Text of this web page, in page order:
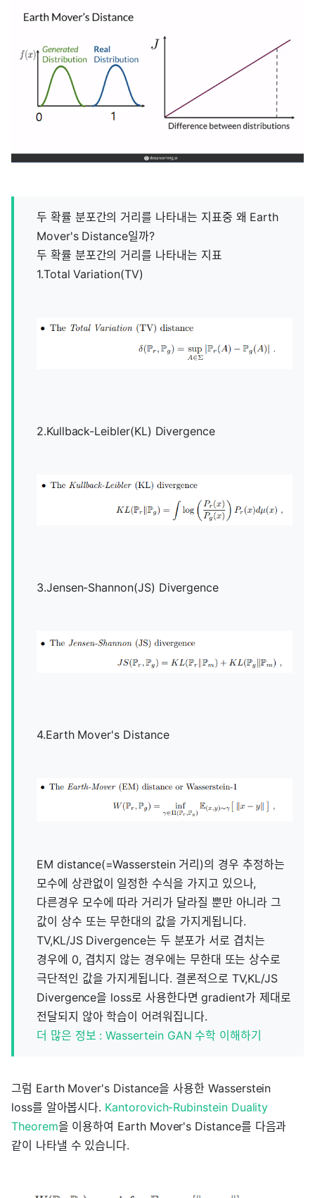
두 확률 분포간의 거리를 나타내는 지표중 왜 Earth
Mover's Distance일까?
두 확률 분포간의 거리를 나타내는 지표
1.Total Variation(TV)
2.Kullback-Leibler(KL) Divergence
3.Jensen-Shannon(JS) Divergence
4.Earth Mover's Distance
EM distance(=Wasserstein 거리)의 경우 추정하는
모수에 상관없이 일정한 수식을 가지고 있으나,
다른경우 모수에 따라 거리가 달라질 뿐만 아니라 그
값이 상수 또는 무한대의 값을 가지게됩니다.
TV,KL/JS Divergence는 두 분포가 서로 겹치는
경우에 0, 겹치지 않는 경우에는 무한대 또는 상수로
극단적인 값을 가지게됩니다. 결론적으로 TV,KL/JS
Divergence을 loss로 사용한다면 gradient가 제대로
전달되지 않아 학습이 어려워집니다.
더 많은 정보 : Wassertein GAN 수학 이해하기
그럼 Earth Mover's Distance을 사용한 Wasserstein
loss를 알아봅시다. Kantorovich-Rubinstein Duality
Theorem을 이용하여 Earth Mover's Distance를 다음과
같이 나타낼 수 있습니다.